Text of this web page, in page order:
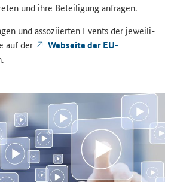
und ihre Be­tei­li­gung an­fra­gen.
und as­so­zi­ier­ten Events der je­wei­li­
auf der
Web­sei­te der EU-​